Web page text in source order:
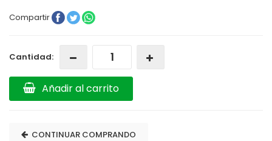
Compartir
Cantidad:
Añadir al carrito
CONTINUAR COMPRANDO